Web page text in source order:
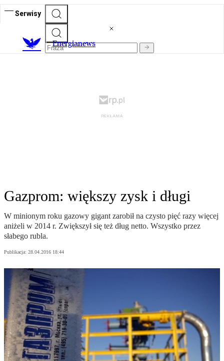
Serwisy
Energianews
Gazprom: większy zysk i długi
W minionym roku gazowy gigant zarobił na czysto pięć razy więcej
aniżeli w 2014 r. Zwiększył się też dług netto. Wszystko przez
słabego rubla.
Publikacja: 28.04.2016 18:44